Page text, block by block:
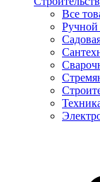
Все
Ручной